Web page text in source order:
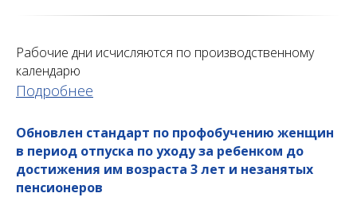
Рабочие дни исчисляются по производственному
календарю
Подробнее
Обновлен стандарт по профобучению женщин
в период отпуска по уходу за ребенком до
достижения им возраста 3 лет и незанятых
пенсионеров